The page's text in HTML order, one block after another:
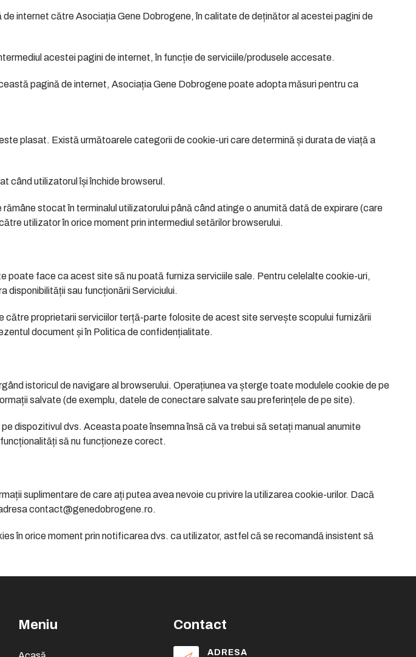
internet către Asociația Gene Dobrogene, în calitate de deținător al acestei pagini de
acestei pagini de internet, în funcție de serviciile/produsele accesate.
pagină de internet, Asociația Gene Dobrogene poate adopta măsuri pentru ca
plasat. Există următoarele categorii de cookie-uri care determină și durata de viață a
când utilizatorul își închide browserul.
rămâne stocat în terminalul utilizatorului până când atinge o anumită dată de expirare (care
utilizator în orice moment prin intermediul setărilor browserului.
face ca acest site să nu poată furniza serviciile sale. Pentru celelalte cookie-uri,
disponibilității sau funcționării Serviciului.
către proprietarii serviciilor terță-parte folosite de acest site servește scopului furnizării
document și în Politica de confidențialitate.
istoricul de navigare al browserului. Operațiunea va șterge toate modulele cookie de pe
salvate (de exemplu, datele de conectare salvate sau preferințele de pe site).
dispozitivul dvs. Aceasta poate însemna însă că va trebui să setați manual anumite
să nu funcționeze corect.
suplimentare de care ați putea avea nevoie cu privire la utilizarea cookie-urilor. Dacă
contact@genedobrogene.ro.
în orice moment prin notificarea dvs. ca utilizator, astfel că se recomandă insistent să
Meniu Contact
ADRESA